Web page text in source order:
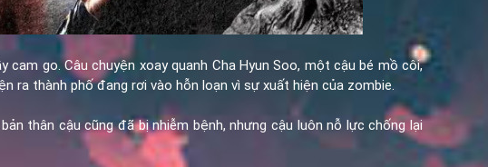
go. Câu chuyện xoay quanh Cha Hyun Soo, một cậu bé mồ côi,
ra thành phố đang rơi vào hỗn loạn vì sự xuất hiện của zombie.
thân cậu cũng đã bị nhiễm bệnh, nhưng cậu luôn nỗ lực chống lại